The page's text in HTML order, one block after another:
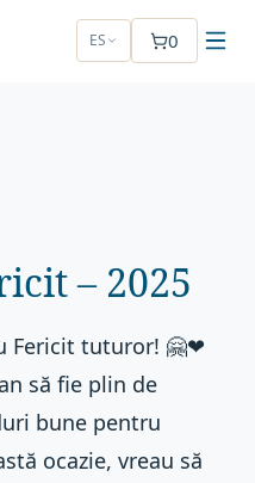
ES 0
– 2025
Fericit tuturor! 🤗❤
să fie plin de
bune pentru
ocazie, vreau să